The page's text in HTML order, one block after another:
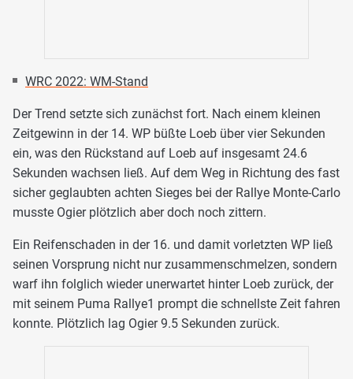
WRC 2022: WM-Stand
Der Trend setzte sich zunächst fort. Nach einem kleinen
Zeitgewinn in der 14. WP büßte Loeb über vier Sekunden
ein, was den Rückstand auf Loeb auf insgesamt 24.6
Sekunden wachsen ließ. Auf dem Weg in Richtung des fast
sicher geglaubten achten Sieges bei der Rallye Monte-Carlo
musste Ogier plötzlich aber doch noch zittern.
Ein Reifenschaden in der 16. und damit vorletzten WP ließ
seinen Vorsprung nicht nur zusammenschmelzen, sondern
warf ihn folglich wieder unerwartet hinter Loeb zurück, der
mit seinem Puma Rallye1 prompt die schnellste Zeit fahren
konnte. Plötzlich lag Ogier 9.5 Sekunden zurück.